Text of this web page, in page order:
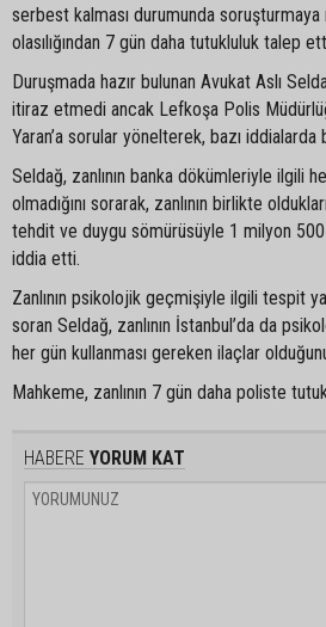
serbest kalması durumunda
olasılığından 7 gün daha tutukluluk talep
Duruşmada hazır bulunan Avukat Aslı
itiraz etmedi ancak Lefkoşa Polis
Yaran’a sorular yönelterek, bazı iddialarda
Seldağ, zanlının banka dökümleriyle ilgili
olmadığını sorarak, zanlının birlikte
tehdit ve duygu sömürüsüyle 1 milyon 500
iddia etti.
Zanlının psikolojik geçmişiyle ilgili tespit
soran Seldağ, zanlının İstanbul’da da
her gün kullanması gereken ilaçlar
Mahkeme, zanlının 7 gün daha poliste
HABERE YORUM KAT